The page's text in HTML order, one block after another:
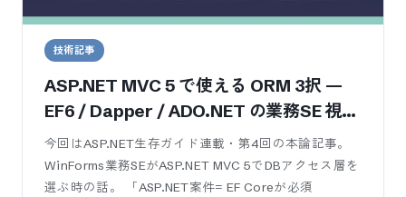
技術記事
ASP.NET MVC 5 で使える ORM 3択 —
EF6 / Dapper / ADO.NET の業務SE 視点
比較
今回はASP.NET生存ガイド連載・第4回の本論記事。
WinForms業務SEがASP.NET MVC 5でDBアクセス層を
選ぶ時の話。 「ASP.NET案件= EF Coreが必須